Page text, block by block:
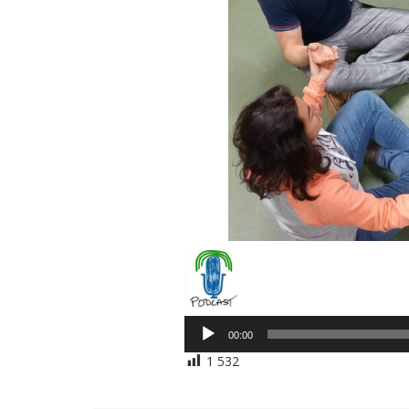
Lecteur
audio
00:00
1 532